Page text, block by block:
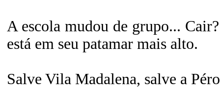
A escola mudou de grupo...
está em seu patamar mais alto.
Salve Vila Madalena, salve a